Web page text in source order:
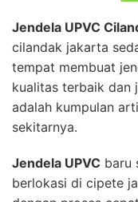
Jendela UPVC
cilandak jakarta
tempat membuat
kualitas terbaik dan
adalah kumpulan
sekitarnya.
Jendela UPVC baru
berlokasi di cipete